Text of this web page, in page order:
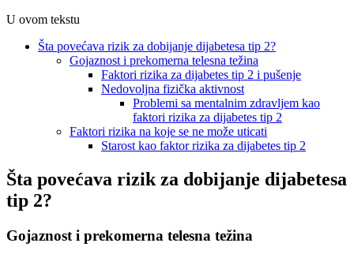
U ovom tekstu
Šta povećava rizik za dobijanje dijabetesa tip 2?
Gojaznost i prekomerna telesna težina
Faktori rizika za dijabetes tip 2 i pušenje
Nedovoljna fizička aktivnost
Problemi sa mentalnim zdravljem kao
faktori rizika za dijabetes tip 2
Faktori rizika na koje se ne može uticati
Starost kao faktor rizika za dijabetes tip 2
Šta povećava rizik za dobijanje dijabetesa
tip 2?
Gojaznost i prekomerna telesna težina